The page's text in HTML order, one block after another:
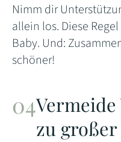
Nimm dir
allein los. Diese
Baby. Und:
schöner!
zu großer